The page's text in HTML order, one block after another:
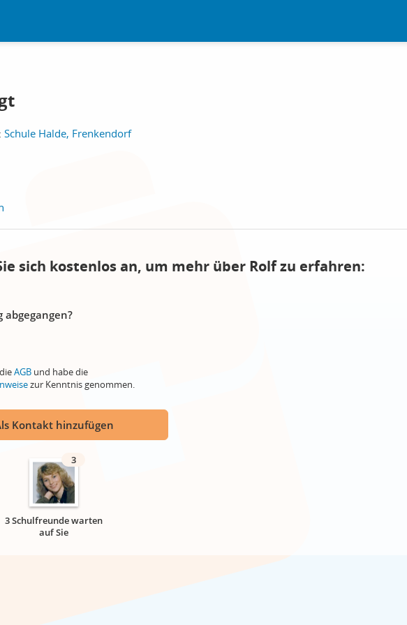
Schule Halde, Frenkendorf
sich kostenlos an, um mehr über Rolf zu erfahren:
abgegangen?
AGB und habe die
zur Kenntnis genommen.
Kontakt hinzufügen
3
3 Schulfreunde warten
auf Sie